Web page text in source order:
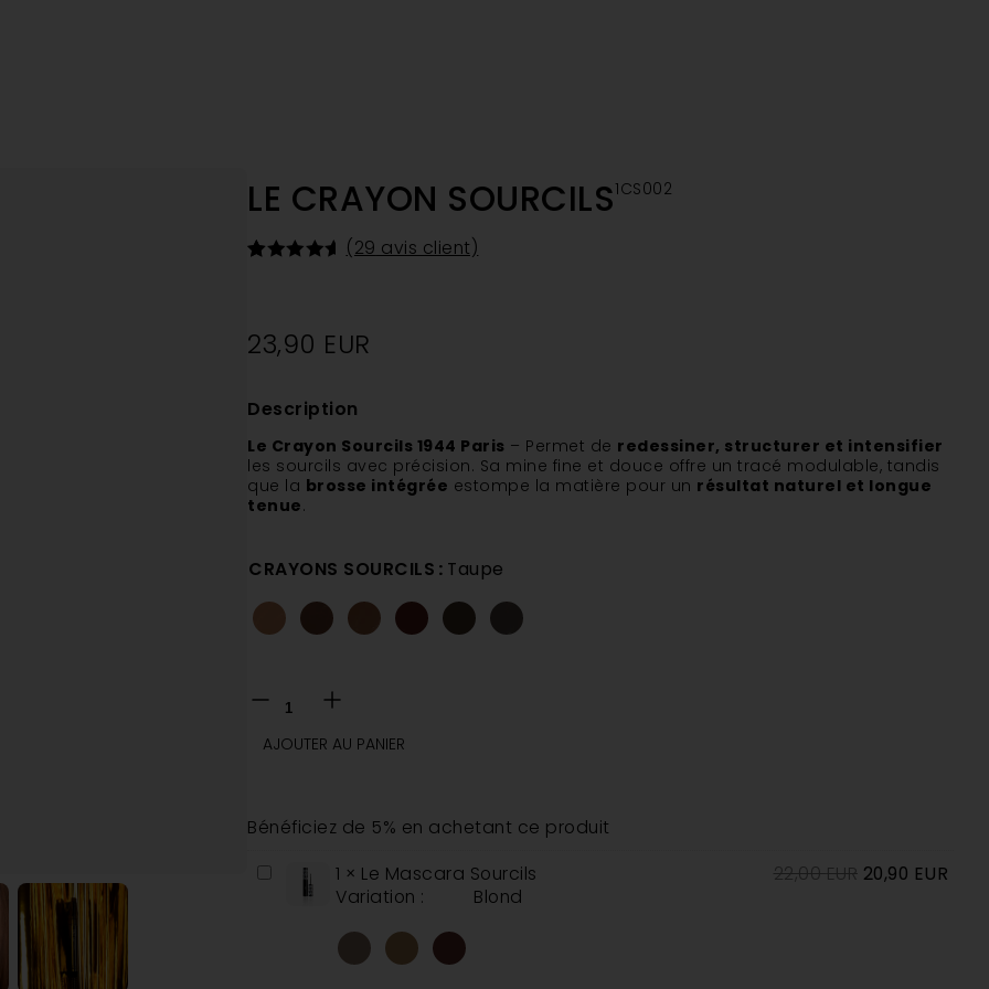
LE CRAYON SOURCILS1CS002
notations
client
(29 avis client)
23,90 EUR
Description
Le Crayon Sourcils 1944 Paris – Permet de redessiner, structurer et intensifier
les sourcils avec précision. Sa mine fine et douce offre un tracé modulable, tandis
que la brosse intégrée estompe la matière pour un résultat naturel et longue
tenue.
CRAYONS SOURCILS : Taupe
AJOUTER AU PANIER
Bénéficiez de 5% en achetant ce produit
Le
Mascara
1 × Le Mascara Sourcils
Variation :
Blond
22,00EUR 20,90 EUR